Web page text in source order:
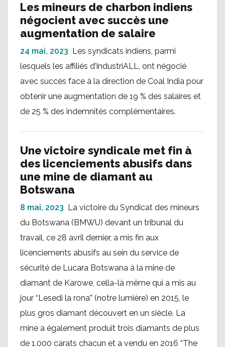
Les mineurs de charbon indiens
négocient avec succès une
augmentation de salaire
24 mai, 2023 Les syndicats indiens, parmi
lesquels les affiliés d’IndustriALL, ont négocié
avec succès face à la direction de Coal India pour
obtenir une augmentation de 19 % des salaires et
de 25 % des indemnités complémentaires.
Une victoire syndicale met fin à
des licenciements abusifs dans
une mine de diamant au
Botswana
8 mai, 2023 La victoire du Syndicat des mineurs
du Botswana (BMWU) devant un tribunal du
travail, ce 28 avril dernier, a mis fin aux
licenciements abusifs au sein du service de
sécurité de Lucara Botswana à la mine de
diamant de Karowe, cella-là même qui a mis au
jour “Lesedi la rona” (notre lumière) en 2015, le
plus gros diamant découvert en un siècle. La
mine a également produit trois diamants de plus
de 1.000 carats chacun et a vendu en 2016 “The